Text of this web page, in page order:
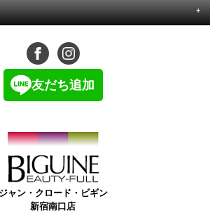
ジャン・クロード・ビギン
新宿南口店
友だち追加